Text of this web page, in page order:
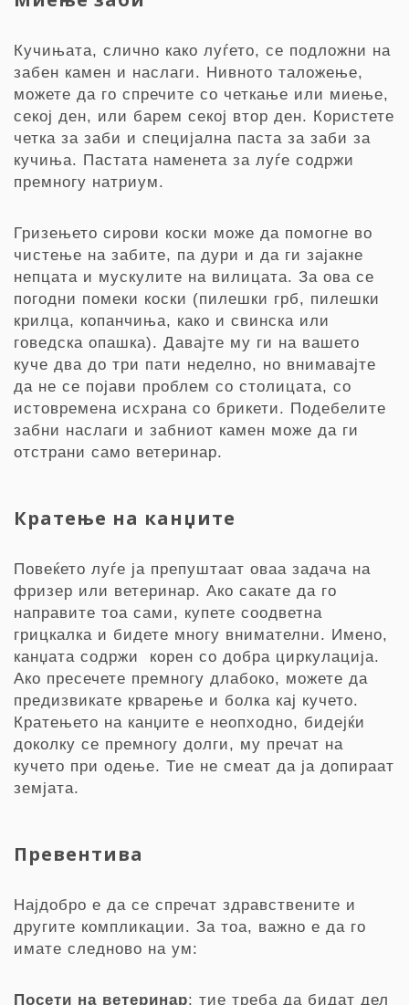
Кучињата, слично како луѓето, се подложни на
забен камен и наслаги. Нивното таложење,
можете да го спречите со четкање или миење,
секој ден, или барем секој втор ден. Користете
четка за заби и специјална паста за заби за
кучиња. Пастата наменета за луѓе содржи
премногу натриум.
Гризењето сирови коски може да помогне во
чистење на забите, па дури и да ги зајакне
непцата и мускулите на вилицата. За ова се
погодни помеки коски (пилешки грб, пилешки
крилца, копанчиња, како и свинска или
говедска опашка). Давајте му ги на вашето
куче два до три пати неделно, но внимавајте
да не се појави проблем со столицата, со
истовремена исхрана со брикети. Подебелите
забни наслаги и забниот камен може да ги
отстрани само ветеринар.
Кратење на канџите
Повеќето луѓе ја препуштаат оваа задача на
фризер или ветеринар. Ако сакате да го
направите тоа сами, купете соодветна
грицкалка и бидете многу внимателни. Имено,
канџата содржи корен со добра циркулација.
Ако пресечете премногу длабоко, можете да
предизвикате крварење и болка кај кучето.
Кратењето на канџите е неопходно, бидејќи
доколку се премногу долги, му пречат на
кучето при одење. Тие не смеат да ја допираат
земјата.
Превентива
Најдобро е да се спречат здравствените и
другите компликации. За тоа, важно е да го
имате следново на ум:
Посети на ветеринар: тие треба да бидат дел